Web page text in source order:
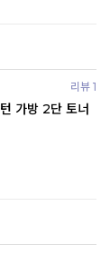
리뷰 1
가방 2단 토너